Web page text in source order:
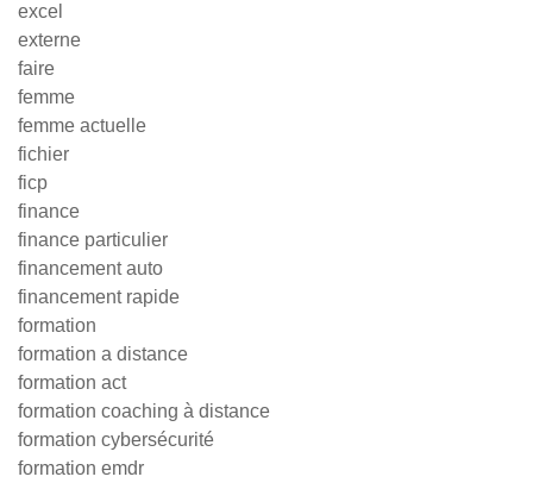
excel
externe
faire
femme
femme actuelle
fichier
ficp
finance
finance particulier
financement auto
financement rapide
formation
formation a distance
formation act
formation coaching à distance
formation cybersécurité
formation emdr